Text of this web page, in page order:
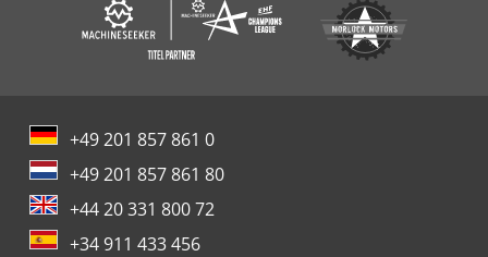
+49 201 857 861 0
+49 201 857 861 80
+44 20 331 800 72
+34 911 433 456